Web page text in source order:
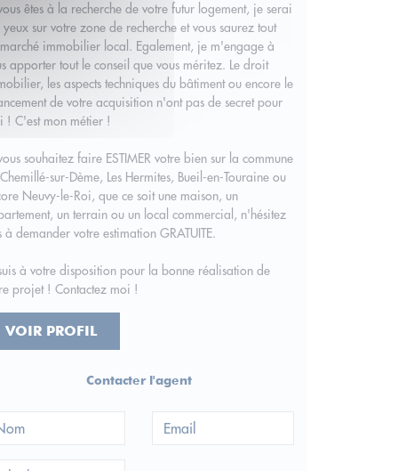
êtes à la recherche de votre futur logement, je serai
yeux sur votre zone de recherche et vous saurez tout
immobilier local. Egalement, je m'engage à
apporter tout le conseil que vous méritez. Le droit
les aspects techniques du bâtiment ou encore le
de votre acquisition n'ont pas de secret pour
! C'est mon métier !
souhaitez faire ESTIMER votre bien sur la commune
sur-Dème, Les Hermites, Bueil-en-Touraine ou
Neuvy-le-Roi, que ce soit une maison, un
un terrain ou un local commercial, n'hésitez
à demander votre estimation GRATUITE.
à votre disposition pour la bonne réalisation de
projet ! Contactez moi !
VOIR PROFIL
Contacter l'agent